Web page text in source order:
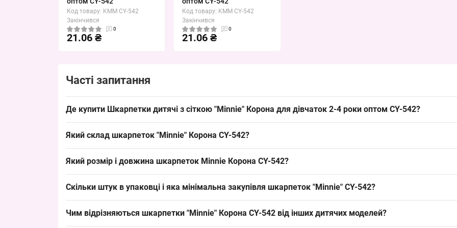
Код товару: KMM CY-542
Закінчився
0
21.06 ₴
Код товару: KMM CY-542
Закінчився
0
21.06 ₴
Часті запитання
Де купити Шкарпетки дитячі з сіткою "Minnie" Корона для дівчаток 2-4 роки оптом CY-542?
Disney -стиль забезпечують швидкий обіг і стабільний попит у торгових точках.
Який склад шкарпеток "Minnie" Корона CY-542?
модель як універсальний хіт асортименту.
Який розмір і довжина шкарпеток Minnie Корона CY-542?
оптових партіях.
Скільки штук в упаковці і яка мінімальна закупівля шкарпеток "Minnie" CY-542?
поповнювати асортимент у точці продажу.
Чим відрізняються шкарпетки "Minnie" Корона CY-542 від інших дитячих моделей?